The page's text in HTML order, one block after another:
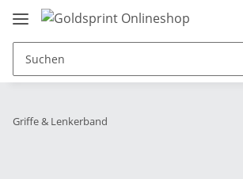
Griffe & Lenkerband